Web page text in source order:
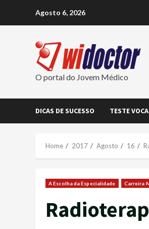
Agosto 6, 2026
O portal do Jovem Médico
DICAS DE SUCESSO TESTE
Home 2017 Agosto 16
A Escolha da Especialidade Carreira